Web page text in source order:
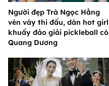
Người đẹp Trà Ngọc Hằng
vén váy thi đấu, dàn hot girl
khuấy đảo giải pickleball có
Quang Dương